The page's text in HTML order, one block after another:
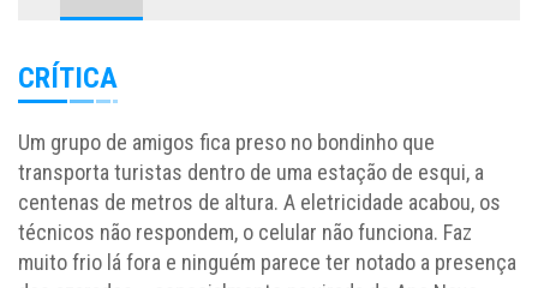
CRÍTICA
Um grupo de amigos fica preso no bondinho que
transporta turistas dentro de uma estação de esqui, a
centenas de metros de altura. A eletricidade acabou, os
técnicos não respondem, o celular não funciona. Faz
muito frio lá fora e ninguém parece ter notado a presença